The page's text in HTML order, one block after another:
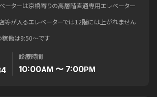
ーターは京橋寄りの高層階直通専用エレベーター
等が入るエレベーターでは12階には上がれません
働は9:50〜です
診療時間
10:00AM 〜 7:00PM